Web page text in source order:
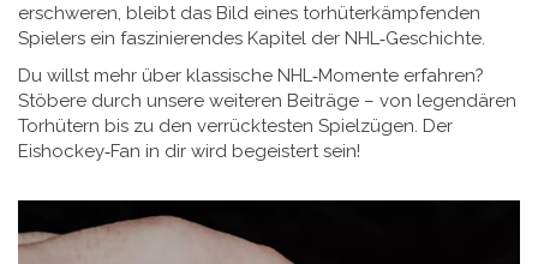
erschweren, bleibt das Bild eines torhüter­kämpfenden
Spielers ein faszinierendes Kapitel der NHL‑Geschichte.
Du willst mehr über klassische NHL‑Momente erfahren?
Stöbere durch unsere weiteren Beiträge – von legendären
Torhütern bis zu den verrücktesten Spielzügen. Der
Eishockey‑Fan in dir wird begeistert sein!